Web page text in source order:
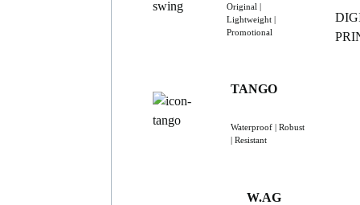
Original |
Lightweight |
Promotional
TANGO
Waterproof | Robust
| Resistant
W.AG